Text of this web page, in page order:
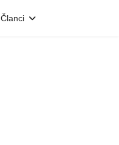
Članci